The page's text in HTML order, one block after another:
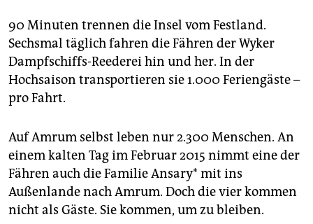
90 Minuten trennen die Insel vom Festland.
Sechsmal täglich fahren die Fähren der Wyker
Dampfschiffs-Reederei hin und her. In der
Hochsaison transportieren sie 1.000 Feriengäste –
pro Fahrt.
Auf Amrum selbst leben nur 2.300 Menschen. An
einem kalten Tag im Februar 2015 nimmt eine der
Fähren auch die Familie Ansary* mit ins
Außenlande nach Amrum. Doch die vier kommen
nicht als Gäste. Sie kommen, um zu bleiben.